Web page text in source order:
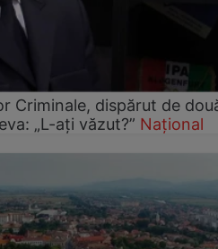
Criminale, dispărut de
„L-ați văzut?” Național